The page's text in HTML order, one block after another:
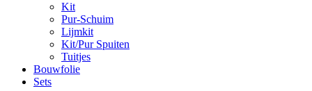
Kit
Pur-Schuim
Lijmkit
Kit/Pur Spuiten
Tuitjes
Bouwfolie
Sets